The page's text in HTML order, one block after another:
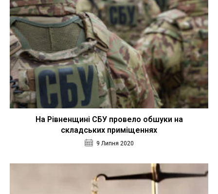
На Рівненщині СБУ провело обшуки на
складських приміщеннях
9 Липня 2020